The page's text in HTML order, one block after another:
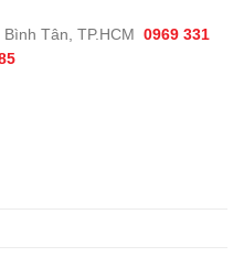
Tân, TP.HCM 0969 331